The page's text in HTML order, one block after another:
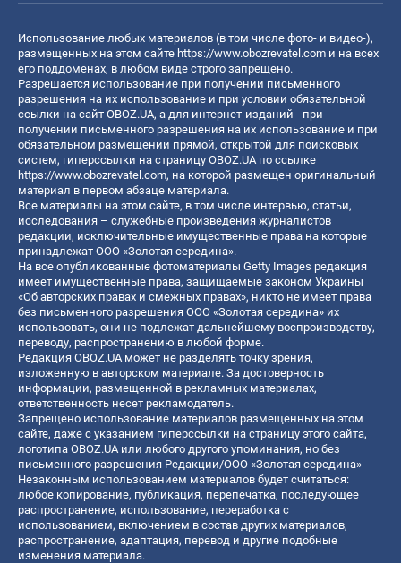
Использование любых материалов (в том числе фото- и видео-),
размещенных на этом сайте https://www.obozrevatel.com и на всех
его поддоменах, в любом виде строго запрещено.
Разрешается использование при получении письменного
разрешения на их использование и при условии обязательной
ссылки на сайт OBOZ.UA, а для интернет-изданий - при
получении письменного разрешения на их использование и при
обязательном размещении прямой, открытой для поисковых
систем, гиперссылки на страницу OBOZ.UA по ссылке
https://www.obozrevatel.com, на которой размещен оригинальный
материал в первом абзаце материала.
Все материалы на этом сайте, в том числе интервью, статьи,
исследования – служебные произведения журналистов
редакции, исключительные имущественные права на которые
принадлежат ООО «Золотая середина».
На все опубликованные фотоматериалы Getty Images редакция
имеет имущественные права, защищаемые законом Украины
«Об авторских правах и смежных правах», никто не имеет права
без письменного разрешения ООО «Золотая середина» их
использовать, они не подлежат дальнейшему воспроизводству,
переводу, распространению в любой форме.
Редакция OBOZ.UA может не разделять точку зрения,
изложенную в авторском материале. За достоверность
информации, размещенной в рекламных материалах,
ответственность несет рекламодатель.
Запрещено использование материалов размещенных на этом
сайте, даже с указанием гиперссылки на страницу этого сайта,
логотипа OBOZ.UA или любого другого упоминания, но без
письменного разрешения Редакции/ООО «Золотая середина»
Незаконным использованием материалов будет считаться:
любое копирование, публикация, перепечатка, последующее
распространение, использование, переработка с
использованием, включением в состав других материалов,
распространение, адаптация, перевод и другие подобные
изменения материала.